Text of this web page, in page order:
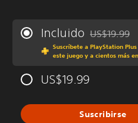
Incluido Rebajado
US$19.99
Suscríbete a PlayStation
este juego y a cientos más
US$19.99
Suscribirse